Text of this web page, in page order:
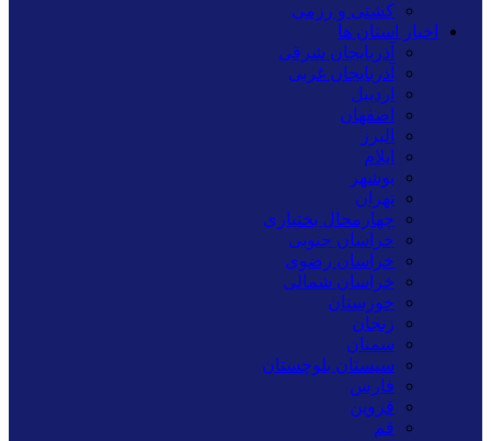
کشتی و رزمی
اخبار استان ها
آذربایجان شرقی
آذربایجان غربی
اردبیل
اصفهان
البرز
ایلام
بوشهر
تهران
چهارمحال بختیاری
خراسان جنوبی
خراسان رضوی
خراسان شمالی
خوزستان
زنجان
سمنان
سیستان بلوچستان
فارس
قزوین
قم